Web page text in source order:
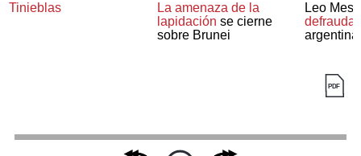
Tinieblas
La amenaza de la
lapidación se cierne
sobre Brunei
Leo
defraudar
argentina